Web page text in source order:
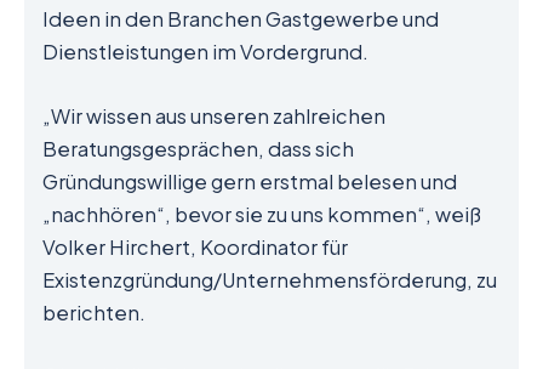
Ideen in den Branchen Gastgewerbe und
Dienstleistungen im Vordergrund.
„Wir wissen aus unseren zahlreichen
Beratungsgesprächen, dass sich
Gründungswillige gern erstmal belesen und
„nachhören“, bevor sie zu uns kommen“, weiß
Volker Hirchert, Koordinator für
Existenzgründung/Unternehmensförderung, zu
berichten.